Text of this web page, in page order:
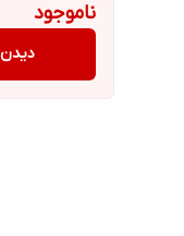
ناموجود